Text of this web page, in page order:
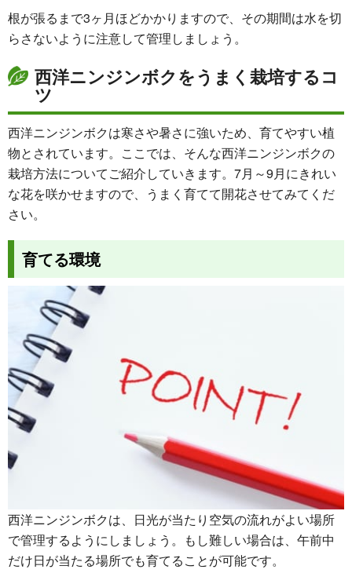
根が張るまで3ヶ月ほどかかりますので、その期間は水を切
らさないように注意して管理しましょう。
西洋ニンジンボクをうまく栽培するコ
ツ
西洋ニンジンボクは寒さや暑さに強いため、育てやすい植
物とされています。ここでは、そんな西洋ニンジンボクの
栽培方法についてご紹介していきます。7月～9月にきれい
な花を咲かせますので、うまく育てて開花させてみてくだ
さい。
育てる環境
西洋ニンジンボクは、日光が当たり空気の流れがよい場所
で管理するようにしましょう。もし難しい場合は、午前中
だけ日が当たる場所でも育てることが可能です。